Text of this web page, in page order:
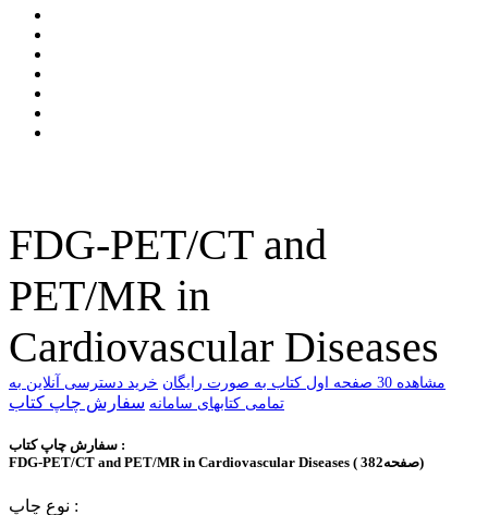
FDG-PET/CT and
PET/MR in
Cardiovascular Diseases
ﻣﺸﺎﻫﺪﻩ 30 ﺻﻔﺤﻪ اﻭﻝ ﮐﺘﺎﺏ ﺑﻪ ﺻﻮﺭﺕ ﺭاﯾﮕﺎﻥ
خرید دسترسی آنلاین به
تمامی کتابهای سامانه سفارش چاپ کتاب
سفارش چاپ کتاب :
FDG-PET/CT and PET/MR in Cardiovascular Diseases ( 382صفحه)
نوع چاپ :